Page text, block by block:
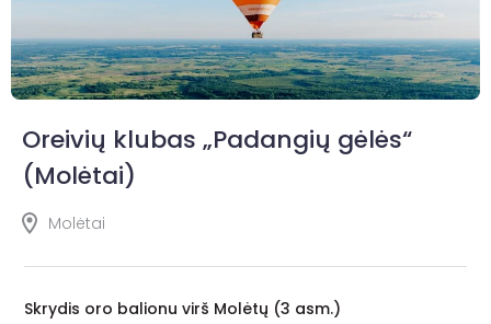
Oreivių klubas „Padangių gėlės“
(Molėtai)
Molėtai
Skrydis oro balionu virš Molėtų (3 asm.)